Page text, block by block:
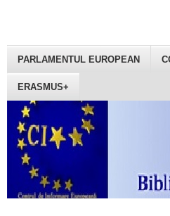
PARLAMENTUL EUROPEAN
ERASMUS+